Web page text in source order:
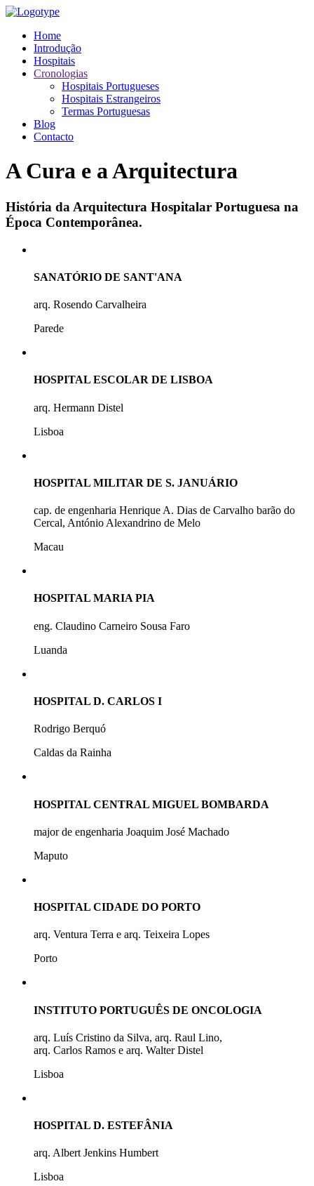
Home
Introdução
Hospitais
Cronologias
Hospitais Portugueses
Hospitais Estrangeiros
Termas Portuguesas
Blog
Contacto
A Cura e a Arquitectura
História da Arquitectura Hospitalar Portuguesa na
Época Contemporânea.
SANATÓRIO DE SANT'ANA
arq. Rosendo Carvalheira
Parede
HOSPITAL ESCOLAR DE LISBOA
arq. Hermann Distel
Lisboa
HOSPITAL MILITAR DE S. JANUÁRIO
cap. de engenharia Henrique A. Dias de Carvalho barão do
Cercal, António Alexandrino de Melo
Macau
HOSPITAL MARIA PIA
eng. Claudino Carneiro Sousa Faro
Luanda
HOSPITAL D. CARLOS I
Rodrigo Berquó
Caldas da Rainha
HOSPITAL CENTRAL MIGUEL BOMBARDA
major de engenharia Joaquim José Machado
Maputo
HOSPITAL CIDADE DO PORTO
arq. Ventura Terra e arq. Teixeira Lopes
Porto
INSTITUTO PORTUGUÊS DE ONCOLOGIA
arq. Luís Cristino da Silva, arq. Raul Lino,
arq. Carlos Ramos e arq. Walter Distel
Lisboa
HOSPITAL D. ESTEFÂNIA
arq. Albert Jenkins Humbert
Lisboa